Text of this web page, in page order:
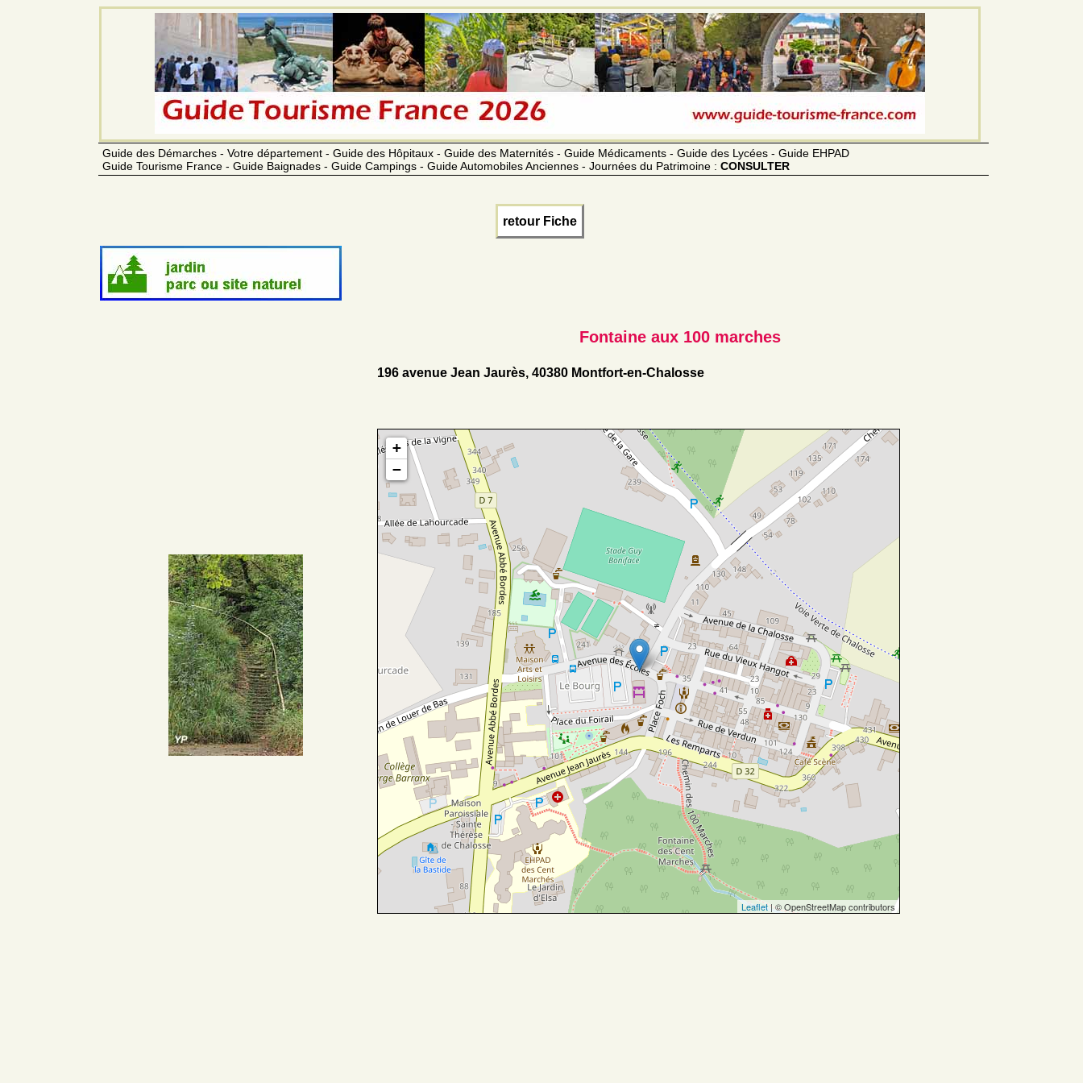
Guide des Démarches - Votre département - Guide des Hôpitaux - Guide des Maternités - Guide Médicaments - Guide des Lycées - Guide EHPAD
Guide Tourisme France - Guide Baignades - Guide Campings - Guide Automobiles Anciennes - Journées du Patrimoine : CONSULTER
retour Fiche
Fontaine aux 100 marches
196 avenue Jean Jaurès, 40380 Montfort-en-Chalosse
+
−
Leaflet| © OpenStreetMap contributors